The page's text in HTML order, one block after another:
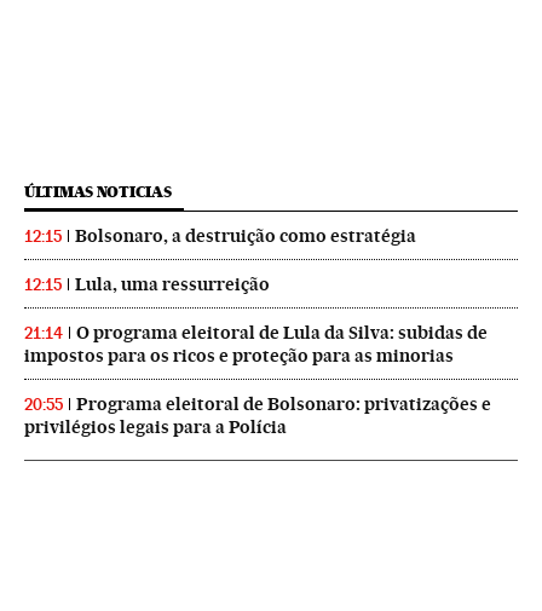
ÚLTIMAS NOTICIAS
12:15 Bolsonaro, a destruição como estratégia
12:15 Lula, uma ressurreição
21:14
O programa eleitoral de Lula da Silva: subidas de
impostos para os ricos e proteção para as minorias
20:55
Programa eleitoral de Bolsonaro: privatizações e
privilégios legais para a Polícia